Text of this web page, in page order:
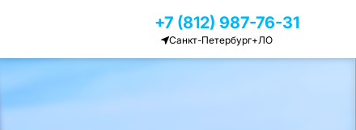
+7 (812) 987-76-31
Санкт-Петербург+ЛО